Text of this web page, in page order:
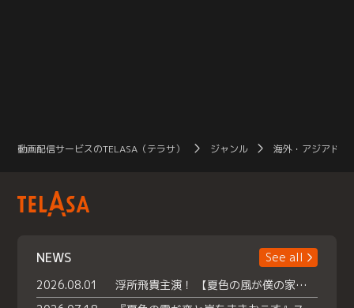
動画配信サービスのTELASA（テラサ） ジャンル 海外・アジアドラ
NEWS
See all
2026.08.01
浮所飛貴主演！ 【夏色の風が僕の家にやってきた】 本日よりテラサで独占配信スタート！